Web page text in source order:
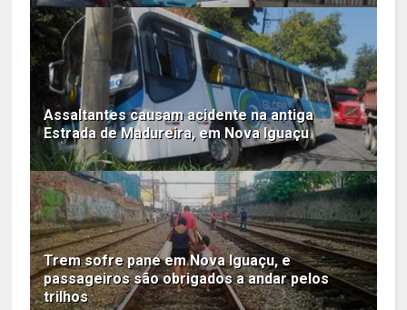
Assaltantes causam acidente na antiga
Estrada de Madureira, em Nova Iguaçu
Trem sofre pane em Nova Iguaçu, e
passageiros são obrigados a andar pelos
trilhos